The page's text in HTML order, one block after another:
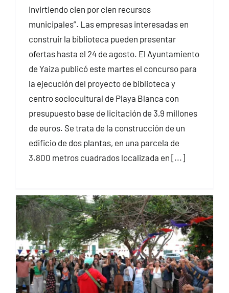
invirtiendo cien por cien recursos
municipales”. Las empresas interesadas en
construir la biblioteca pueden presentar
ofertas hasta el 24 de agosto. El Ayuntamiento
de Yaiza publicó este martes el concurso para
la ejecución del proyecto de biblioteca y
centro sociocultural de Playa Blanca con
presupuesto base de licitación de 3,9 millones
de euros. Se trata de la construcción de un
edificio de dos plantas, en una parcela de
3.800 metros cuadrados localizada en [...]